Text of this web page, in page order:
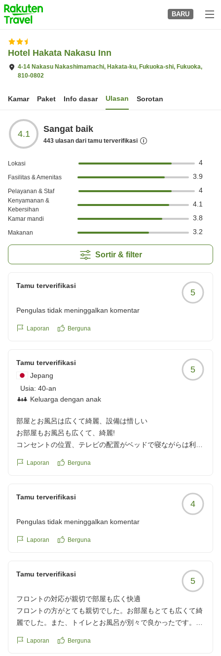
to
top
page
BARU
Hotel Hakata Nakasu Inn
4-14 Nakasu Nakashimamachi, Hakata-ku, Fukuoka-shi, Fukuoka,
810-0802
Kamar Paket Info dasar Ulasan Sorotan
4.1 Sangat baik
443 ulasan dari tamu terverifikasi
Lokasi 4
Fasilitas & Amenitas 3.9
Pelayanan & Staf 4
Kenyamanan &
Kebersihan
4.1
Kamar mandi 3.8
Makanan 3.2
Sortir & filter
Tamu terverifikasi
5
Pengulas tidak meninggalkan komentar
Laporan Berguna
Tamu terverifikasi
Jepang
Usia: 40-an
Keluarga dengan anak
5
部屋とお風呂は広くて綺麗、設備は惜しい
お部屋もお風呂も広くて、綺麗!
コンセントの位置、テレビの配置がベッドで寝ながらは利用
あとは駐車場。わりかし近いところに8時までに出るなら400
reviewId=33123478570650
Laporan Berguna
Tamu terverifikasi
4
Pengulas tidak meninggalkan komentar
Laporan Berguna
Tamu terverifikasi
5
フロントの対応が親切で部屋も広く快適
フロントの方がとても親切でした。お部屋もとても広くて綺
麗でした。また、トイレとお風呂が別々で良かったです。
https://review.travel.rakuten.co.jp/hotel/voice/165171?
Laporan Berguna